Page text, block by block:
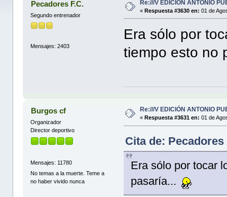
Pecadores F.C.
Segundo entrenador
Mensajes: 2403
Re:///V EDICIÓN ANTONIO
«Respuesta #3630 en: 01 de
Era sólo por
tiempo esto no
Burgos cf
Organizador
Director deportivo
Mensajes: 11780
No temas a la muerte. Teme a
no haber vivido nunca
Re:///V EDICIÓN ANTONIO
«Respuesta #3631 en: 01 de
Cita de: Pecadores
Era sólo por tocar
pasaría...